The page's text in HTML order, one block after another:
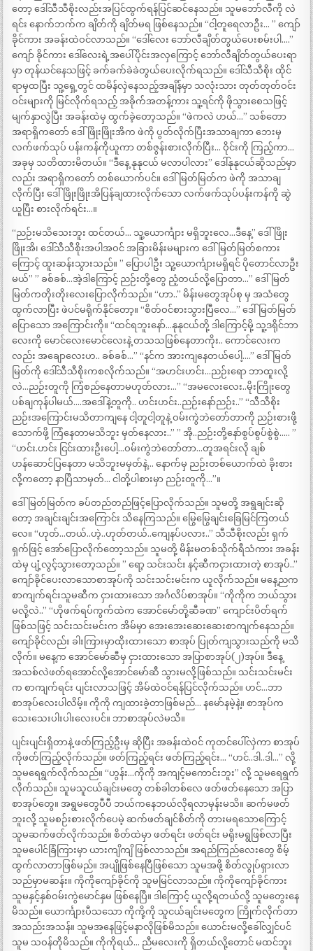
တော့ ဒေါ်သီသီစိုးလည်းအပြင်ထွက်ရန်ပြင်ဆင်နေသည်။ သူမဘော်လီကို လဲ
ရင်း နောက်ဘက်က ချိတ်ကို ချိတ်မရ ဖြစ်နေသည်။ “ငါ့တူရေလာဦး… ” ကျော်
ခိုင်ကား အခန်းထဲဝင်လာသည်။ “ဒေါ်လေး ဘော်လီချိတ်တွယ်ပေးစမ်းပါ….”
ကျော် ခိုင်ကား ဒေါ်လေးရဲ့အပေါ်ပိုင်းအလှကြောင့် ဘော်လီချိတ်တွယ်ပေးရာ
မှာ တုန်ယင်နေသဖြင့် ခက်ခက်ခဲခဲတွယ်ပေးလိုက်ရသည်။ ဒေါ်သီသီစိုး ထိုင်
ရာမှထပြီး သူ့ရှေ့တွင် ထမိန်လှဲနေသည့်အချိန်မှာ သလုံးသား တုတ်တုတ်ဝင်း
ဝင်းများကို မြင်လိုက်ရသည့် အခိုက်အတန့်ကား သူ့ရင်ကို ဖိုသွားစေသဖြင့်
မျက်နှာလွဲပြီး အခန်းထဲမှ ထွက်ခဲ့တော့သည်။ “ဖဲကလဲ ဟယ်…” သစ်တော
အရာရှိကတော် ဒေါ်ဖြိုးဖြိုးအိက ဖဲကို ပွတ်လိုက်ပြီးအသာချကာ ဘေးမှ
လက်ဖက်သုပ် ပန်းကန်ကိုယူကာ တစ်ဇွန်းစားလိုက်ပြီး… ဝိုင်းကို ကြည့်ကာ…
အခုမှ သတိထားမိတယ်။ “ဒီနေ့ နုနုငယ် မလာပါလား” ဒေါ်နုနုငယ်ဆိုသည်မှာ
လည်း အရာရှိကတော် တစ်ယောက်ပင်။ ဒေါ်မြတ်မြတ်က ဖဲကို အသာချ
လိုက်ပြီး ဒေါ်ဖြိုးဖြိုးအိပြန်ချထားလိုက်သော လက်ဖက်သုပ်ပန်းကန်ကို ဆွဲ
ယူပြီး စားလိုက်ရင်း…။
“ညဉ်းမသိသေးဘူး ထင်တယ်… သူ့ယောင်္ကျား မရှိဘူးလေ…ဒီနေ့” ဒေါ်ဖြိုး
ဖြိုးအိ၊ ဒေါ်သီသီစိုးအပါအဝင် အခြားမိန်းမများက ဒေါ်မြတ်မြတ်စကား
ကြောင့် ထူးဆန်းသွားသည်။ ” ပြောပါဦး သူ့ယောင်္ကျားမရှိရင် ပိုတောင်လာဦး
မယ်” ” ခစ်ခစ်…အဲ့ဒါကြောင့် ညဉ်းတို့တွေ ညံ့တယ်လို့ပြောတာ…” ဒေါ်မြတ်
မြတ်ကတိုးတိုးလေးပြောလိုက်သည်။ “ဟာ..” မိန်းမတွေအုပ်စု မှ အသံတွေ
ထွက်လာပြီး ဖဲပင်မရိုက်နိုင်တော့။ “စိတ်ဝင်စားသွားပြီလေ…” ဒေါ်မြတ်မြတ်
ပြောသော အကြောင်းကို။ “ထင်ရဘူးနော်…နုနုငယ်တို့ ဒါကြောင့်မို့ သူ့ဒရိုင်ဘာ
လေးကို မောင်လေးမောင်လေးနဲ့ တသသဖြစ်နေတာကိုး.. ကောင်လေးက
လည်း အချောလေးဟ.. ခစ်ခစ်…” “နင်က အားကျနေတယ်ပေါ့….” ဒေါ်မြတ်
မြတ်ကို ဒေါ်သီသီစိုးကစလိုက်သည်။ “အဟင်းဟင်း…ညဉ်းရော ဘာထူးလို့
လဲ…ညဉ်းတူကို ကြံစည်နေတာမဟုတ်လား…” “အမလေးလေး..မိုးကြိုးတွေ
ပစ်ချကုန်ပါမယ်….အဒေါ်နဲ့တူကို.. ဟင်းဟင်း..ညဉ်းနော်ညဉ်း..” “သီသီစိုး
ညဉ်းအကြောင်းမသိတာကျနေ ငါ့တူငါ့တူနဲ့ ဝမ်းကွဲဘဲတော်တာကို ညဉ်းစားဖို့
သောက်ဖို့ ကြံနေတာမသိဘူး မှတ်နေလား..” ” အို..ညဉ်းတို့နော်စွပ်စွပ်စွဲစွဲ….. ”
“ဟင်း.ဟင်း ငြင်းထားဦးပေါ့…ဝမ်းကွဲဘဲတော်တာ…တူအရင်းလို ချစ်
ဟန်ဆောင်ပြနေတာ မသိဘူးမမှတ်နဲ့… နောက်မှ ညဉ်းတစ်ယောက်ထဲ ခိုးစား
လို့ကတော့ နာပြီသာမှတ်… ငါတို့ပါစားမှာ ညဉ်းတူကို…”။
ဒေါ်မြတ်မြတ်က ခပ်တည်တည်ဖြင့်ပြောလိုက်သည်။ သူမတို့ အရွချင်းဆို
တော့ အချင်းချင်းအကြောင်း သိနေကြသည်။ မြွေမြွေချင်းခြေမြင်ကြတယ်
လေ။ “ဟုတ်…တယ်..ဟဲ့..ဟုတ်တယ်..ကျေနပ်ပလား..” သီသီစိုးလည်း ရှက်
ရှက်ဖြင့် အော်ပြောလိုက်တော့သည်။ သူမတို့ မိန်းမတစ်သိုက်ရီသံကား အခန်း
ထဲမှ ပျံ့လွင့်သွားတော့သည်။ ” ရော့ သင်းသင်း နင့်ဆီကငှားထားတဲ့ စာအုပ်..”
ကျော်ခိုင်ပေးလာသောစာအုပ်ကို သင်းသင်းမင်းက ယူလိုက်သည်။ မနေ့ညက
စာကျက်ရင်းသူမဆီက ငှားထားသော အင်္ဂလိပ်စာအုပ်။ “ကိုကိုက ဘယ်သွား
မလို့လဲ..” “ဟိုဖက်ရပ်ကွက်ထဲက အောင်မော်တို့ဆီခဏ” ကျောင်းပိတ်ရက်
ဖြစ်သဖြင့် သင်းသင်းမင်းက အိမ်မှာ အေးအေးဆေးဆေးစာကျက်နေသည်။
ကျော်ခိုင်လည်း ခါးကြားမှာထိုးထားသော စာအုပ် ပြုတ်ကျသွားသည်ကို မသိ
လိုက်။ မနေ့က အောင်မော်ဆီမှ ငှားထားသော အပြာစာအုပ်(၂)အုပ်။ ဒီနေ့
အသစ်လဲဖတ်ရအောင်လို့အောင်မော်ဆီ သွားမလို့ဖြစ်သည်။ သင်းသင်းမင်း
က စာကျက်ရင်း ပျင်းလာသဖြင့် အိမ်ထဲဝင်ရန်ပြင်လိုက်သည်။ ဟင်…ဘာ
စာအုပ်လေးပါလိမ့်။ ကိုကို ကျထားခဲ့တာဖြစ်မည်… နမော်နမဲ့နဲ့။ စာအုပ်က
သေးသေးပါးပါးလေးပင်။ ဘာစာအုပ်လဲမသိ။
ပျင်းပျင်းရှိတာနဲ့ ဖတ်ကြည့်ဦးမှ ဆိုပြီး အခန်းထဲဝင် ကုတင်ပေါ်လှဲကာ စာအုပ်
ကိုဖတ်ကြည့်လိုက်သည်။ ဖတ်ကြည့်ရင်း ဖတ်ကြည့်ရင်း… “ဟင်..ဒါ..ဒါ…” လို့
သူမရေရွက်လိုက်သည်။ “ဟွန်း…ကိုကို အကျင့်မကောင်းဘူး” လို့ သူမရေရွက်
လိုက်သည်။ သူမသူငယ်ချင်းမတွေ တစ်ခါတစ်လေ ဖတ်ဖတ်နေသော အပြာ
စာအုပ်တွေ။ အရွမတွေပီပီ ဘယ်ကနေဘယ်လိုရလာမှန်းမသိ။ ဆက်မဖတ်
ဘူးလို့ သူမစဉ်းစားလိုက်ပေမဲ့ ဆက်ဖတ်ချင်စိတ်ကို တားမရသောကြောင့်
သူမဆက်ဖတ်လိုက်သည်။ စိတ်ထဲမှာ ဖတ်ရင်း ဖတ်ရင်း မရိုးမရွဖြစ်လာပြီး
သူမပေါင်ခြံကြားမှာ ယားကျိကျိ ဖြစ်လာသည်။ အရည်ကြည်လေးတွေ စိမ့်
ထွက်လာတာဖြစ်မည်။ အပျိုဖြစ်နေပြီဖြစ်သော သူမအဖို့ စိတ်လွုပ်ရှားလာ
သည်မှာမဆန်း။ ကိုကိုကျော်ခိုင်ကို သူမမြင်လာသည်။ ကိုကိုကျော်ခိုင်ကား
သူမနှင့်နှစ်ဝမ်းကွဲမောင်နှမ ဖြစ်နေပြီ။ ဒါကြောင့် ယူလို့ရတယ်လို့ သူမတွေးနေ
မိသည်။ ယောင်္ကျားပီသသော ကိုကို့ကို သူငယ်ချင်းမတွေက ကြိုက်လိုက်တာ
အသည်းအသန်။ သူမအနေဖြင့်မနာလိုဖြစ်မိသည်။ ယောင်းမလို့ခေါ်လျှင်ပင်
သူမ သဝန်တိုမိသည်။ ကိုကိုရယ်… ညီမလေးကို ရှိတယ်လို့တောင် မထင်ဘူး